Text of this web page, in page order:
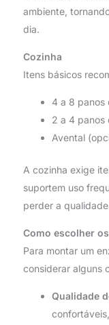
ambiente,
dia.
Cozinha
Itens básicos
4 a 8 panos
2 a 4 panos
Avental
A cozinha exige
suportem uso
perder a
Como escolher
Para montar um
considerar alguns
Qualidade